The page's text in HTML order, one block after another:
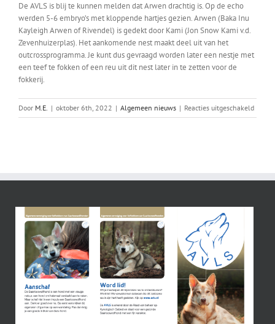
De AVLS is blij te kunnen melden dat Arwen drachtig is. Op de echo
werden 5-6 embryo’s met kloppende hartjes gezien. Arwen (Baka Inu
Kayleigh Arwen of Rivendel) is gedekt door Kami (Jon Snow Kami v.d.
Zevenhuizerplas). Het aankomende nest maakt deel uit van het
outcrossprogramma. Je kunt dus gevraagd worden later een nestje met
een teef te fokken of een reu uit dit nest later in te zetten voor de
fokkerij.
Door M.E. | oktober 6th, 2022 | Algemeen nieuws | Reacties uitgeschakeldvoor
Arwen